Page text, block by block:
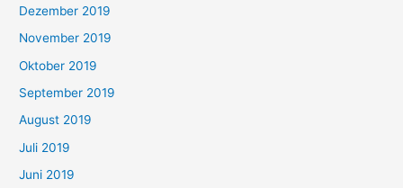
Dezember 2019
November 2019
Oktober 2019
September 2019
August 2019
Juli 2019
Juni 2019